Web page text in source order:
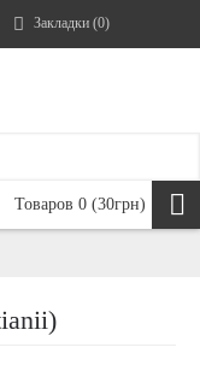
Закладки (0)
Товаров 0 (30грн)